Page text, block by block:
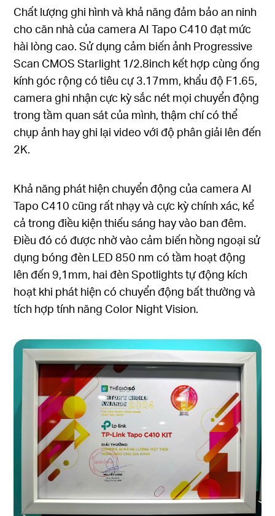
Chất lượng ghi hình và khả năng đảm bảo an ninh
cho căn nhà của camera AI Tapo C410 đạt mức
hài lòng cao. Sử dụng cảm biến ảnh Progressive
Scan CMOS Starlight 1/2.8inch kết hợp cùng ống
kính góc rộng có tiêu cự 3.17mm, khẩu độ F1.65,
camera ghi nhận cực kỳ sắc nét mọi chuyển động
trong tầm quan sát của mình, thậm chí có thể
chụp ảnh hay ghi lại video với độ phân giải lên đến
2K.
Khả năng phát hiện chuyển động của camera AI
Tapo C410 cũng rất nhạy và cực kỳ chính xác, kể
cả trong điều kiện thiếu sáng hay vào ban đêm.
Điều đó có được nhờ vào cảm biến hồng ngoại sử
dụng bóng đèn LED 850 nm có tầm hoạt động
lên đến 9,1mm, hai đèn Spotlights tự động kích
hoạt khi phát hiện có chuyển động bất thường và
tích hợp tính năng Color Night Vision.